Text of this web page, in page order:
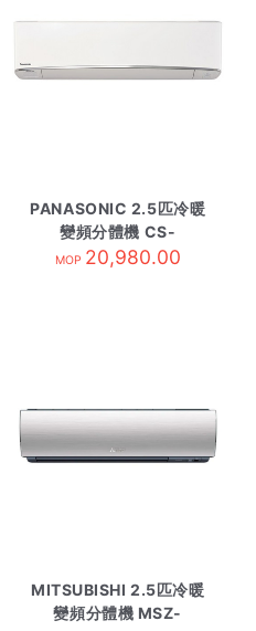
PANASONIC 2.5匹冷暖
變頻分體機 CS-
E24TKA-內 R410A
MOP 20,980.00
MITSUBISHI 2.5匹冷暖
變頻分體機 MSZ-